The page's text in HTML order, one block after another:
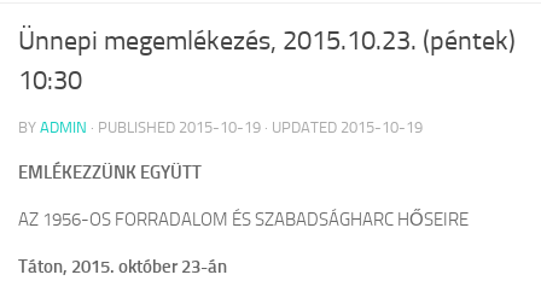
Ünnepi megemlékezés, 2015.10.23. (péntek)
10:30
BY ADMIN · PUBLISHED 2015-10-19 · UPDATED 2015-10-19
EMLÉKEZZÜNK EGYÜTT
AZ 1956-OS FORRADALOM ÉS SZABADSÁGHARC HŐSEIRE
Táton, 2015. október 23-án